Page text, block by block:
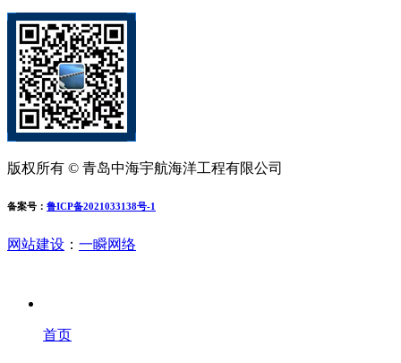
版权所有 © 青岛中海宇航海洋工程有限公司
备案号： 鲁ICP备2021033138号-1
网站建设 ： 一瞬网络
首页